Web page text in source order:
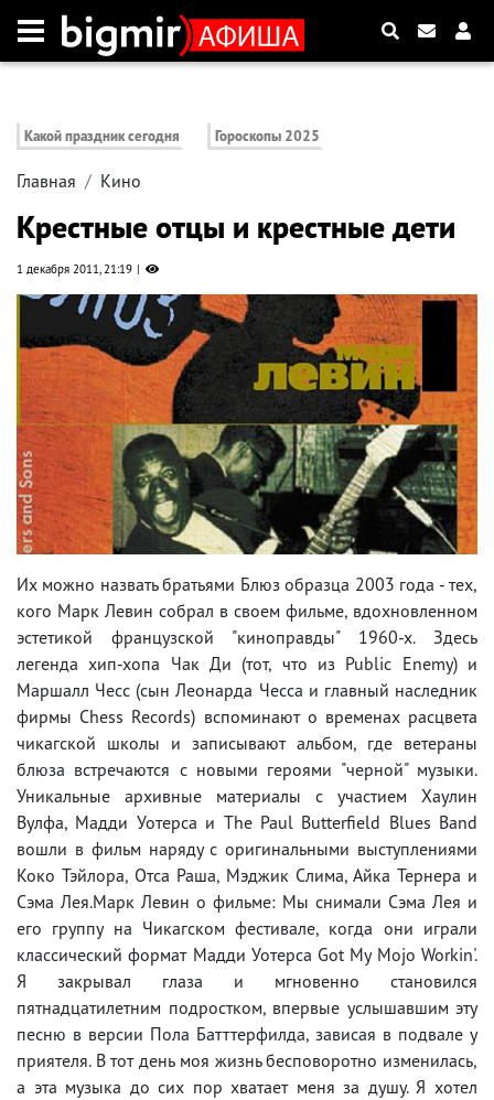
Какой праздник сегодня Гороскопы 2025
Главная Кино
Крестные отцы и крестные дети
1 декабря 2011, 21:19
Их можно назвать братьями Блюз образца 2003 года - тех,
кого Марк Левин собрал в своем фильме, вдохновленном
эстетикой французской "киноправды" 1960-х. Здесь
легенда хип-хопа Чак Ди (тот, что из Public Enemy) и
Маршалл Чесс (сын Леонарда Чесса и главный наследник
фирмы Chess Records) вспоминают о временах расцвета
чикагской школы и записывают альбом, где ветераны
блюза встречаются с новыми героями "черной" музыки.
Уникальные архивные материалы с участием Хаулин
Вулфа, Мадди Уотерса и The Paul Butterfield Blues Band
вошли в фильм наряду с оригинальными выступлениями
Коко Тэйлора, Отса Раша, Мэджик Слима, Айка Тернера и
Сэма Лея.Марк Левин о фильме: Мы снимали Сэма Лея и
его группу на Чикагском фестивале, когда они играли
классический формат Мадди Уотерса Got My Mojo Workin'.
Я закрывал глаза и мгновенно становился
пятнадцатилетним подростком, впервые услышавшим эту
песню в версии Пола Батттерфилда, зависая в подвале у
приятеля. В тот день моя жизнь бесповоротно изменилась,
а эта музыка до сих пор хватает меня за душу. Я хотел